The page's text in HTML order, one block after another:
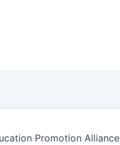
Promotion Alliance